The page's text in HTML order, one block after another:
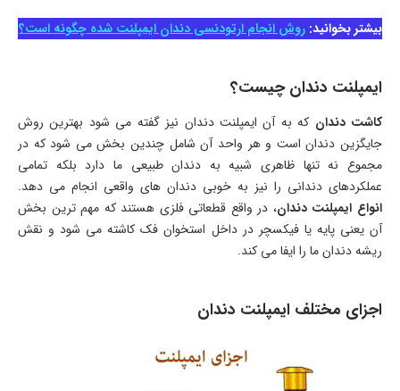
بیشتر بخوانید: روش انجام ارتودنسی دندان ایمپلنت شده چگونه است؟
ایمپلنت دندان چیست؟
کاشت دندان که به آن ایمپلنت دندان نیز گفته می شود بهترین روش
جایگزین دندان است و هر واحد آن شامل چندین بخش می شود که در
مجموع نه تنها ظاهری شبیه به دندان طبیعی ما دارد بلکه تمامی
عملکردهای دندانی را نیز به خوبی دندان های واقعی انجام می دهد.
انواع ایمپلنت دندان، در واقع قطعاتی فلزی هستند که مهم ترین بخش
آن یعنی پایه یا فیکسچر در داخل استخوان فک کاشته می شود و نقش
ریشه دندان ما را ایفا می کند.
اجزای مختلف ایمپلنت دندان